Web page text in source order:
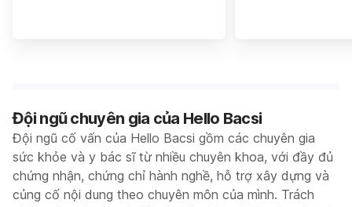
Đội ngũ chuyên gia của Hello Bacsi
Đội ngũ cố vấn của Hello Bacsi gồm các chuyên gia
sức khỏe và y bác sĩ từ nhiều chuyên khoa, với đầy đủ
chứng nhận, chứng chỉ hành nghề, hỗ trợ xây dựng và
củng cố nội dung theo chuyên môn của mình. Trách